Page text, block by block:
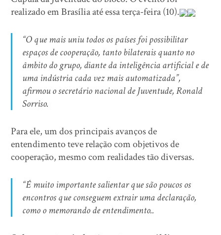
realizado em Brasília até essa terça-feira (10).
“O que mais uniu todos os países foi possibilitar
espaços de cooperação, tanto bilaterais quanto no
âmbito do grupo, diante da inteligência artificial e de
uma indústria cada vez mais automatizada”,
afirmou o secretário nacional de Juventude, Ronald
Sorriso.
Para ele, um dos principais avanços de
entendimento teve relação com objetivos de
cooperação, mesmo com realidades tão diversas.
“É muito importante salientar que são poucos os
encontros que conseguem extrair uma declaração,
como o memorando de entendimento..